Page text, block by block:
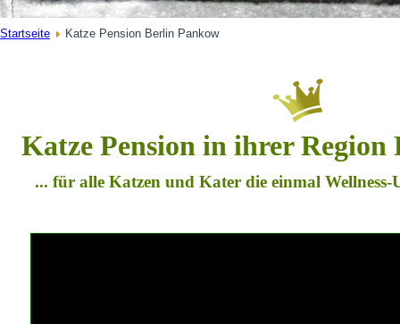
Startseite Katze Pension Berlin Pankow
Katze Pension in ihrer
... für alle Katzen und Kater die einmal